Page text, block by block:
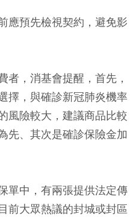
應預先檢視契約，避免影
者，消基會提醒，首先，
擇，與確診新冠肺炎機率
風險較大，建議商品比較
先、其次是確診保險金加
單中，有兩張提供法定傳
前大眾熱議的封城或封區